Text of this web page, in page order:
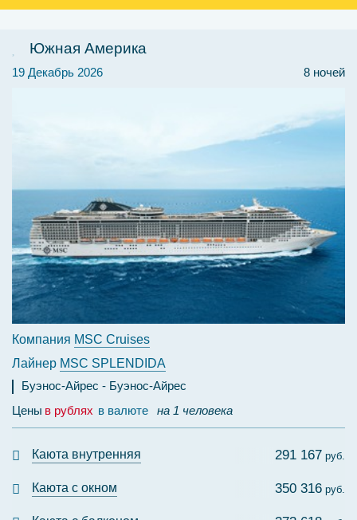
Южная Америка
8 ночей
19 Декабрь 2026
Компания MSC Cruises
Лайнер MSC SPLENDIDA
Буэнос-Айрес
Буэнос-Айрес
Цены в рублях в валюте на 1 человека
Каюта внутренняя 291 167 руб.
Каюта с окном 350 316 руб.